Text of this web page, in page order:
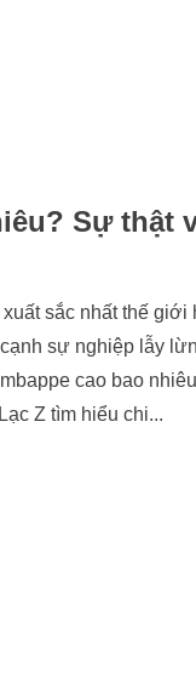
Sự thật
sắc nhất thế
sự nghiệp lẫy
cao bao
Z tìm hiểu chi...